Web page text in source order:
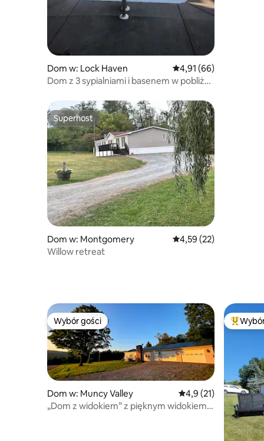
Dom w: Lock Haven Średnia ocena: 4,91
4,91 (66)
Dom z 3 sypialniami i basenem w pobliżu
Superhost
Superhost
Dom w: Montgomery Średnia ocena: 4,59
4,59 (22)
Willow retreat
Wybór gości
Wybór gości
Dom w: Muncy Valley Średnia ocena: 4,9
4,9 (21)
„Dom z widokiem” z pięknym widokiem